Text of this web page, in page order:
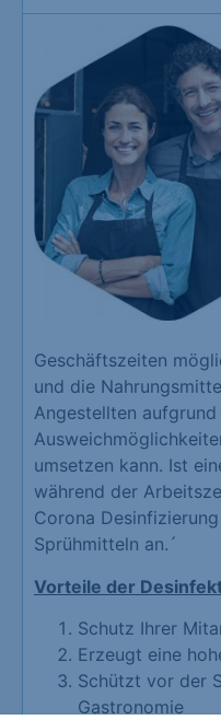
Geschäftszeiten
und die
Angestellten
umsetzen kann. Ist
während der
Corona
Sprühmitteln an.´
Vorteile der
Schutz Ihrer
Erzeugt eine
Schützt vor der
Gastronomie